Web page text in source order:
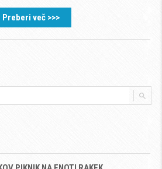
Preberi več >>>